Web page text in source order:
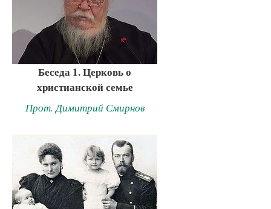
Беседа 1. Церковь о
христианской семье
Прот. Димитрий Смирнов